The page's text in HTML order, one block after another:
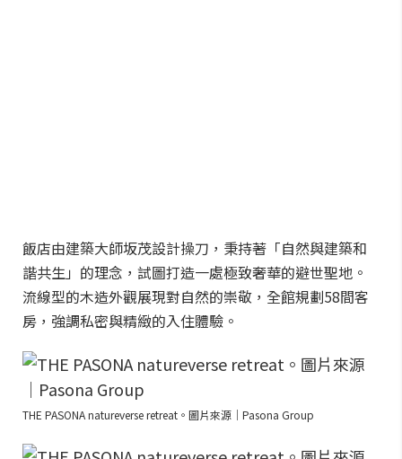
飯店由建築大師坂茂設計操刀，秉持著「自然與建築和
諧共生」的理念，試圖打造一處極致奢華的避世聖地。
流線型的木造外觀展現對自然的崇敬，全館規劃58間客
房，強調私密與精緻的入住體驗。
THE PASONA natureverse retreat。圖片來源｜Pasona Group